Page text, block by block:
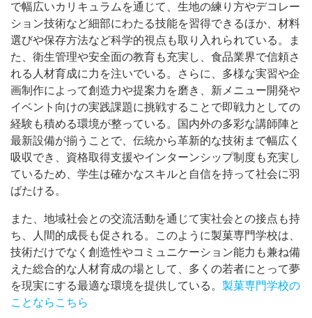
で幅広いカリキュラムを通じて、生地の練り方やデコレー
ション技術など細部にわたる技能を習得できるほか、材料
選びや保存方法など科学的視点も取り入れられている。ま
た、衛生管理や安全面の教育も充実し、食品業界で信頼さ
れる人材育成に力を注いでいる。さらに、多様な実習や企
画制作によって創造力や提案力を磨き、新メニュー開発や
イベント向けの実践課題に挑戦することで即戦力としての
経験も積める環境が整っている。国内外の多彩な講師陣と
最新設備が揃うことで、伝統から革新的な技術まで幅広く
吸収でき、資格取得支援やインターンシップ制度も充実し
ているため、学生は確かなスキルと自信を持って社会に羽
ばたける。
また、地域社会との交流活動を通じて実社会との接点も持
ち、人間的成長も促される。このように製菓専門学校は、
技術だけでなく創造性やコミュニケーション能力も兼ね備
えた総合的な人材育成の場として、多くの若者にとって夢
を現実にする最適な環境を提供している。 製菓専門学校の
ことならこちら